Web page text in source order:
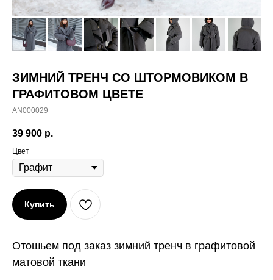
ЗИМНИЙ ТРЕНЧ СО ШТОРМОВИКОМ В
ГРАФИТОВОМ ЦВЕТЕ
AN000029
39 900 р.
Цвет
Купить
Отошьем под заказ зимний тренч в графитовой
матовой ткани